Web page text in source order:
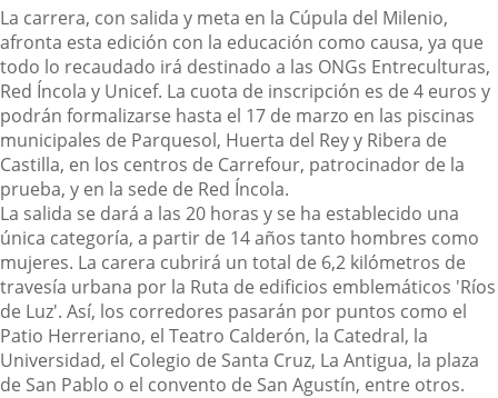
Descripción
La carrera, con salida y meta en la Cúpula del Milenio,
afronta esta edición con la educación como causa, ya que
todo lo recaudado irá destinado a las ONGs Entreculturas,
Red Íncola y Unicef. La cuota de inscripción es de 4 euros y
podrán formalizarse hasta el 17 de marzo en las piscinas
municipales de Parquesol, Huerta del Rey y Ribera de
Castilla, en los centros de Carrefour, patrocinador de la
prueba, y en la sede de Red Íncola.
La salida se dará a las 20 horas y se ha establecido una
única categoría, a partir de 14 años tanto hombres como
mujeres. La carera cubrirá un total de 6,2 kilómetros de
travesía urbana por la Ruta de edificios emblemáticos 'Ríos
de Luz'. Así, los corredores pasarán por puntos como el
Patio Herreriano, el Teatro Calderón, la Catedral, la
Universidad, el Colegio de Santa Cruz, La Antigua, la plaza
de San Pablo o el convento de San Agustín, entre otros.